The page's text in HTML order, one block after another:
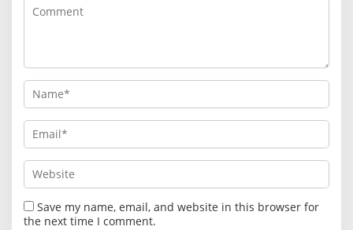
Save my name, email, and website in this browser for
the next time I comment.